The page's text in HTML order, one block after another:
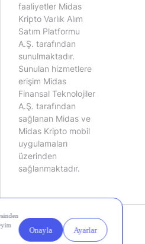
faaliyetler Midas
Kripto Varlık Alım
Satım Platformu
A.Ş. tarafından
sunulmaktadır.
Sunulan hizmetlere
erişim Midas
Finansal Teknolojiler
A.Ş. tarafından
sağlanan Midas ve
Midas Kripto mobil
uygulamaları
üzerinden
sağlanmaktadır.
Yasal
Çerez